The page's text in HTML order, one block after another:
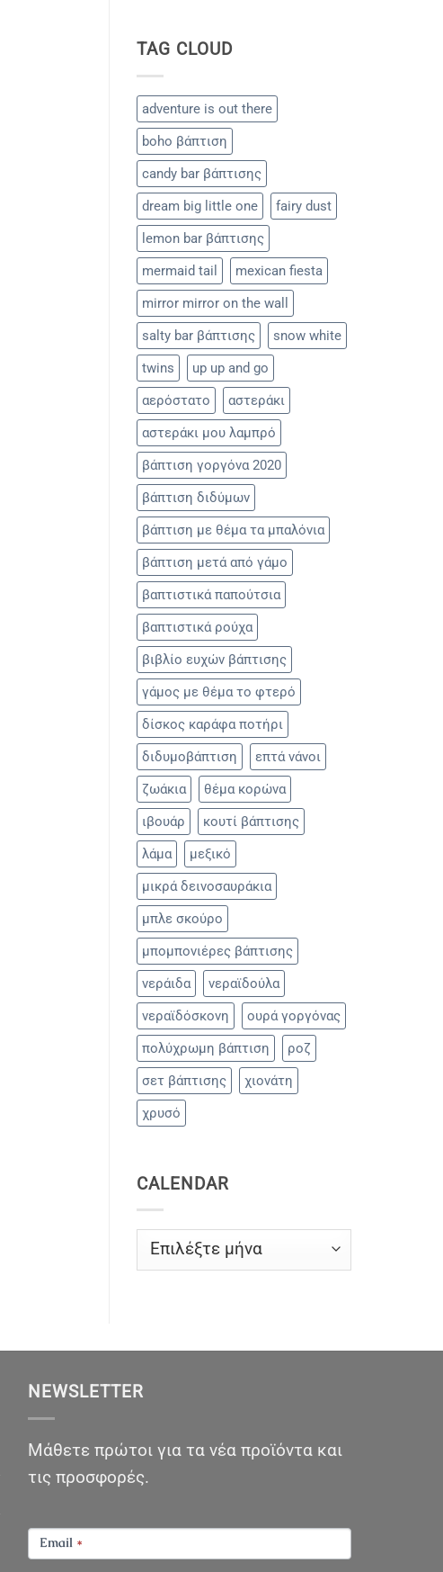
TAG CLOUD
adventure is out there
boho βάπτιση
candy bar βάπτισης
dream big little one
fairy dust
lemon bar βάπτισης
mermaid tail
mexican fiesta
mirror mirror on the wall
salty bar βάπτισης
snow white
twins
up up and go
αερόστατο
αστεράκι
αστεράκι μου λαμπρό
βάπτιση γοργόνα 2020
βάπτιση διδύμων
βάπτιση με θέμα τα μπαλόνια
βάπτιση μετά από γάμο
βαπτιστικά παπούτσια
βαπτιστικά ρούχα
βιβλίο ευχών βάπτισης
γάμος με θέμα το φτερό
δίσκος καράφα ποτήρι
διδυμοβάπτιση
επτά νάνοι
ζωάκια
θέμα κορώνα
ιβουάρ
κουτί βάπτισης
λάμα
μεξικό
μικρά δεινοσαυράκια
μπλε σκούρο
μπομπονιέρες βάπτισης
νεράιδα
νεραϊδούλα
νεραϊδόσκονη
ουρά γοργόνας
πολύχρωμη βάπτιση
ροζ
σετ βάπτισης
χιονάτη
χρυσό
CALENDAR
CALENDAR
NEWSLETTER
Μάθετε πρώτοι για τα νέα προϊόντα και
τις προσφορές.
NEWSLETTER
Email *